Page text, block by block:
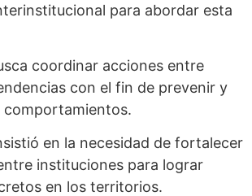
para abordar esta
coordinar acciones entre
con el fin de prevenir y
en la necesidad de fortalecer
instituciones para lograr
en los territorios.